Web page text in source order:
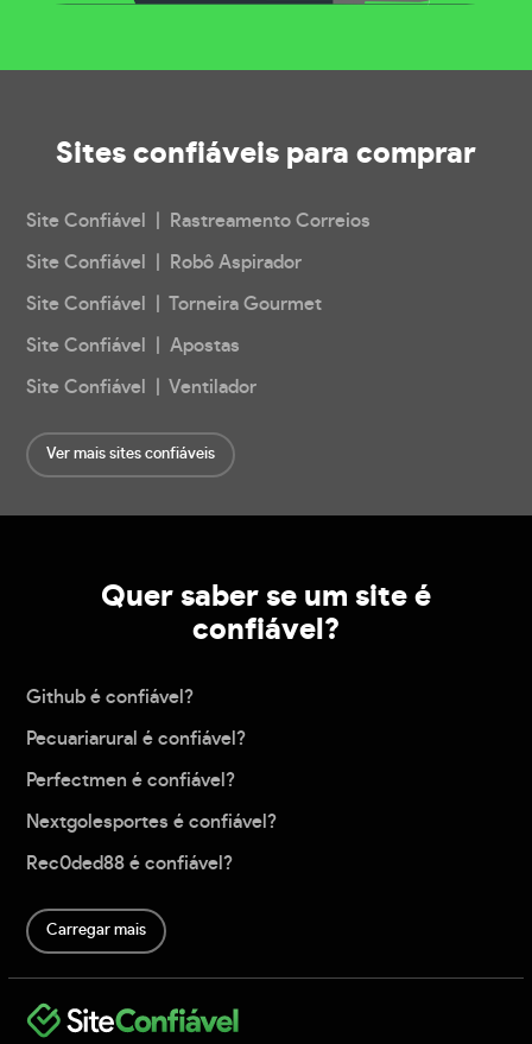
Sites confiáveis para comprar
Site Confiável | Rastreamento Correios
Site Confiável | Robô Aspirador
Site Confiável | Torneira Gourmet
Site Confiável | Apostas
Site Confiável | Ventilador
Ver mais sites confiáveis
Quer saber se um site é
confiável?
Github é confiável?
Pecuariarural é confiável?
Perfectmen é confiável?
Nextgolesportes é confiável?
Rec0ded88 é confiável?
Carregar mais